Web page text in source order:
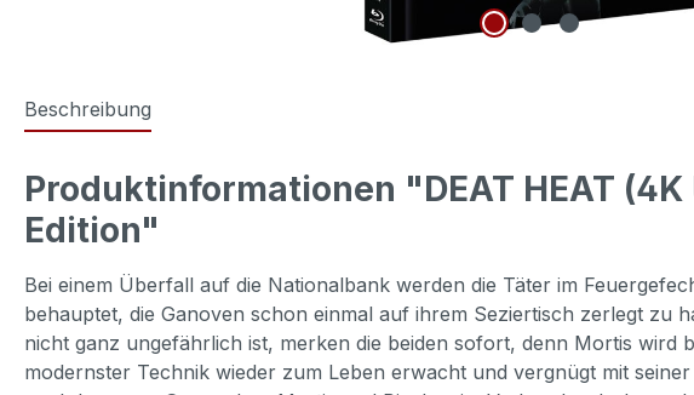
Beschreibung
Produktinformationen "DEAT HEAT
Edition"
Bei einem Überfall auf die Nationalbank werden die Täter im
behauptet, die Ganoven schon einmal auf ihrem Seziertisch zerlegt zu
nicht ganz ungefährlich ist, merken die beiden sofort, denn Mortis
modernster Technik wieder zum Leben erwacht und vergnügt mit